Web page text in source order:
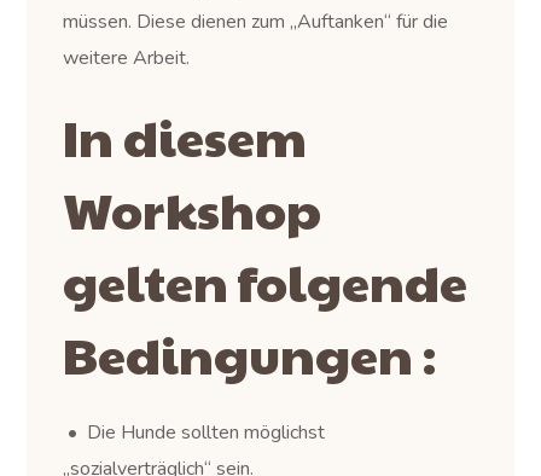
müssen. Diese dienen zum „Auftanken“ für die
weitere Arbeit.
In diesem
Workshop
gelten folgende
Bedingungen :
• Die Hunde sollten möglichst
„sozialverträglich“ sein.